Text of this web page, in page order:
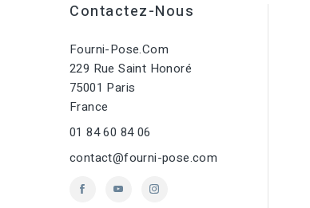
Contactez-Nous
Fourni-Pose.com
229 Rue Saint Honoré
75001 Paris
France
01 84 60 84 06
contact@fourni-pose.com